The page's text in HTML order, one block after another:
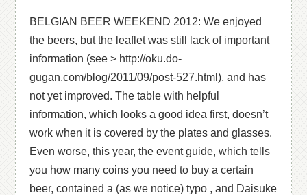
BELGIAN BEER WEEKEND 2012: We enjoyed
the beers, but the leaflet was still lack of important
information (see > http://oku.do-
gugan.com/blog/2011/09/post-527.html), and has
not yet improved. The table with helpful
information, which looks a good idea first, doesn’t
work when it is covered by the plates and glasses.
Even worse, this year, the event guide, which tells
you how many coins you need to buy a certain
beer, contained a (as we notice) typo , and Daisuke